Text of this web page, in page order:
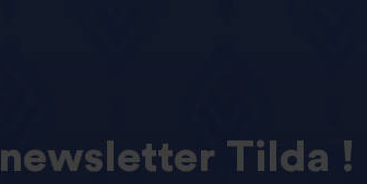
newsletter Tilda !